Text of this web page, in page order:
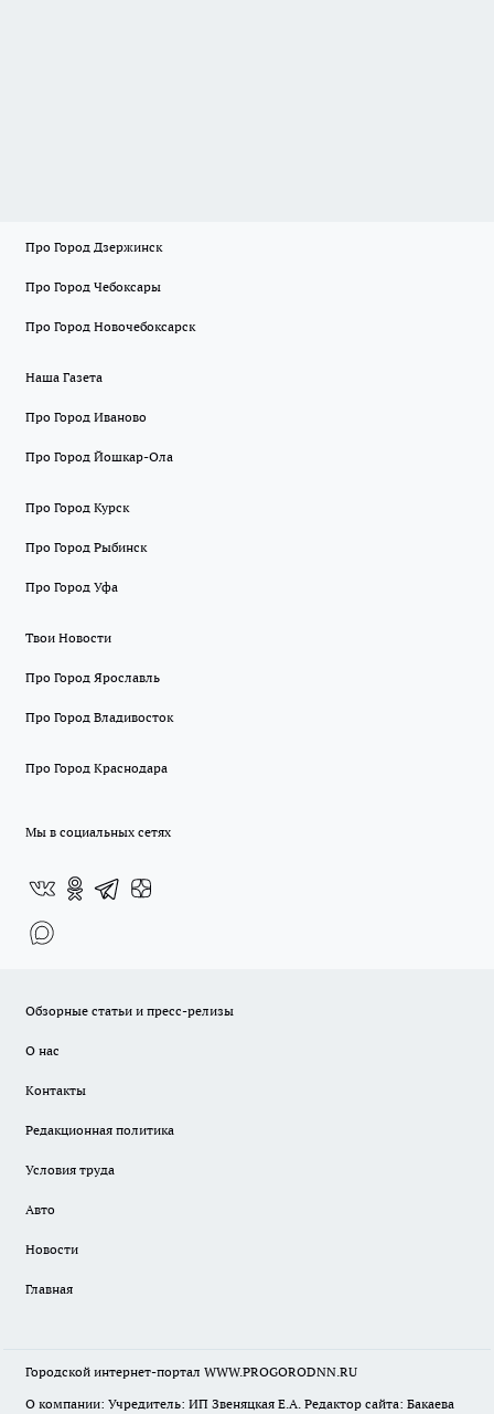
Про Город Дзержинск
Про Город Чебоксары
Про Город Новочебоксарск
Наша Газета
Про Город Иваново
Про Город Йошкар-Ола
Про Город Курск
Про Город Рыбинск
Про Город Уфа
Твои Новости
Про Город Ярославль
Про Город Владивосток
Про Город Краснодара
Мы в социальных сетях
Обзорные статьи и пресс-релизы
О нас
Контакты
Редакционная политика
Условия труда
Авто
Новости
Главная
Городской интернет-портал WWW.PROGORODNN.RU
О компании: Учредитель: ИП Звеняцкая Е.А. Редактор сайта: Бакаева